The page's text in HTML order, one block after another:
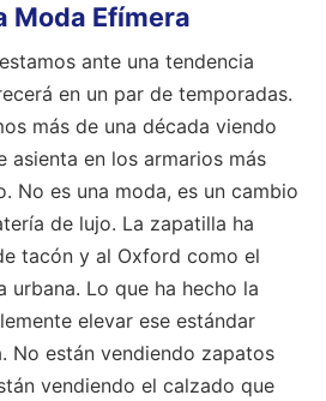
Moda Efímera
ante una tendencia
en un par de temporadas.
más de una década viendo
asienta en los armarios más
No es una moda, es un cambio
de lujo. La zapatilla ha
tacón y al Oxford como el
urbana. Lo que ha hecho la
elevar ese estándar
No están vendiendo zapatos
vendiendo el calzado que